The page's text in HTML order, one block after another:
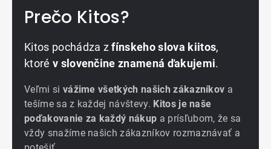
Prečo Kitos?
Kitos pochádza zfínskeho slova kiitos,
ktoré v slovenčine znamená ďakujemi.
Veľmi si vážime všetkých našich zákazníkov a
tešíme sa z každej návštevy. Kitos je naše
poďakovanie za každý nákup a prísľubom, že sa
vždy snažíme našich zákazníkov rozmaznávať a